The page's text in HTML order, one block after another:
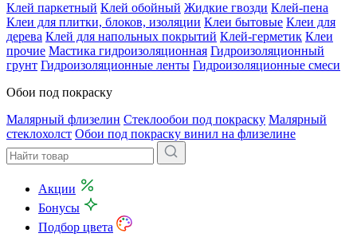
Клей паркетный Клей обойный Жидкие гвозди Клей-пена
Клеи для плитки, блоков, изоляции Клеи бытовые Клеи для
дерева Клей для напольных покрытий Клей-герметик Клеи
прочие Мастика гидроизоляционная Гидроизоляционный
грунт Гидроизоляционные ленты Гидроизоляционные смеси
Обои под покраску
Малярный флизелин Стеклообои под покраску Малярный
стеклохолст Обои под покраску винил на флизелине
Акции
Бонусы
Подбор цвета